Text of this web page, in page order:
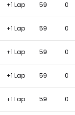
+1 Lap 59 0
+1 Lap 59 0
+1 Lap 59 0
+1 Lap 59 0
+1 Lap 59 0